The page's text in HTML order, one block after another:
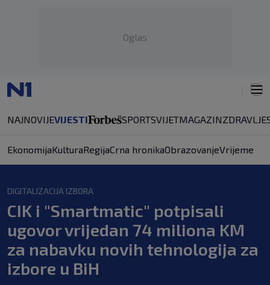
Oglas
NAJNOVIJEVIJESTI SPORTSVIJETMAGAZINZDRAVLJE
EkonomijaKulturaRegijaCrna hronikaObrazovanjeVrijeme
DIGITALIZACIJA IZBORA
CIK i "Smartmatic" potpisali
ugovor vrijedan 74 miliona KM
za nabavku novih tehnologija za
izbore u BiH